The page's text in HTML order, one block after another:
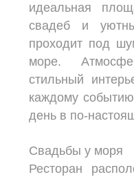
идеальная
свадеб и
проходит под
море.
стильный
каждому
день в
Свадьбы у моря
Ресторан